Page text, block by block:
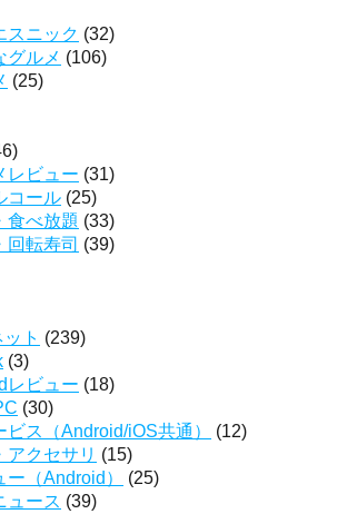
スニック (32)
グルメ (106)
(25)
レビュー (31)
コール (25)
食べ放題 (33)
回転寿司 (39)
ト (239)
(3)
レビュー (18)
(30)
ビス（Android/iOS共通）
(12)
アクセサリ (15)
（Android）
(25)
ュース (39)